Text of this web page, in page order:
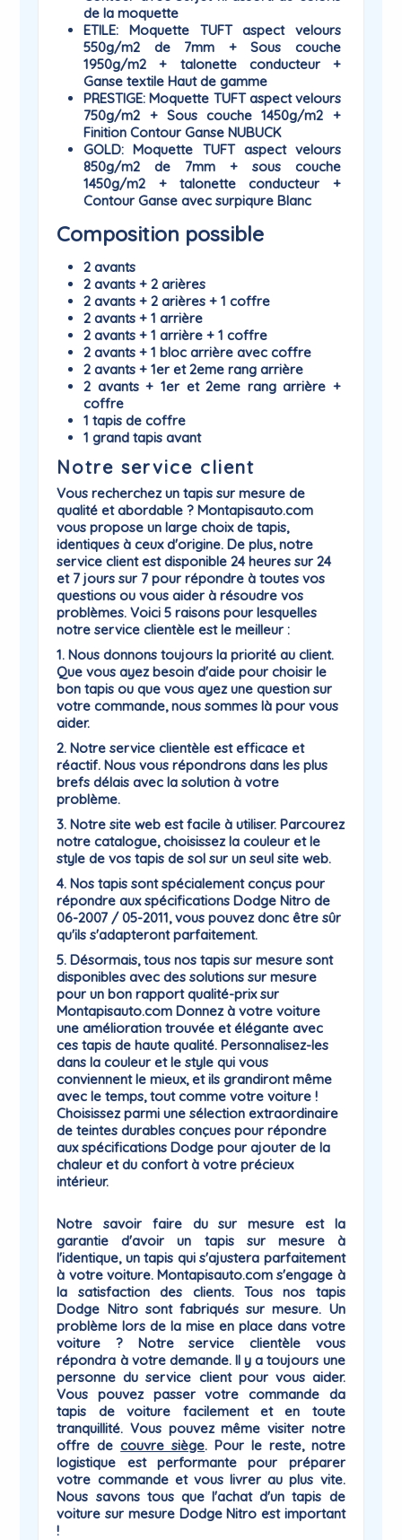
de la moquette
ETILE: Moquette TUFT aspect velours
550g/m2 de 7mm + Sous couche
1950g/m2 + talonette conducteur +
Ganse textile Haut de gamme
PRESTIGE: Moquette TUFT aspect velours
750g/m2 + Sous couche 1450g/m2 +
Finition Contour Ganse NUBUCK
GOLD: Moquette TUFT aspect velours
850g/m2 de 7mm + sous couche
1450g/m2 + talonette conducteur +
Contour Ganse avec surpiqure Blanc
Composition possible
2 avants
2 avants + 2 arières
2 avants + 2 arières + 1 coffre
2 avants + 1 arrière
2 avants + 1 arrière + 1 coffre
2 avants + 1 bloc arrière avec coffre
2 avants + 1er et 2eme rang arrière
2 avants + 1er et 2eme rang arrière +
coffre
1 tapis de coffre
1 grand tapis avant
Notre service client
Vous recherchez un tapis sur mesure de
qualité et abordable ? Montapisauto.com
vous propose un large choix de tapis,
identiques à ceux d'origine. De plus, notre
service client est disponible 24 heures sur 24
et 7 jours sur 7 pour répondre à toutes vos
questions ou vous aider à résoudre vos
problèmes. Voici 5 raisons pour lesquelles
notre service clientèle est le meilleur :
1. Nous donnons toujours la priorité au client.
Que vous ayez besoin d'aide pour choisir le
bon tapis ou que vous ayez une question sur
votre commande, nous sommes là pour vous
aider.
2. Notre service clientèle est efficace et
réactif. Nous vous répondrons dans les plus
brefs délais avec la solution à votre
problème.
3. Notre site web est facile à utiliser. Parcourez
notre catalogue, choisissez la couleur et le
style de vos tapis de sol sur un seul site web.
4. Nos tapis sont spécialement conçus pour
répondre aux spécifications Dodge Nitro de
06-2007 / 05-2011, vous pouvez donc être sûr
qu'ils s'adapteront parfaitement.
5. Désormais, tous nos tapis sur mesure sont
disponibles avec des solutions sur mesure
pour un bon rapport qualité-prix sur
Montapisauto.com Donnez à votre voiture
une amélioration trouvée et élégante avec
ces tapis de haute qualité. Personnalisez-les
dans la couleur et le style qui vous
conviennent le mieux, et ils grandiront même
avec le temps, tout comme votre voiture !
Choisissez parmi une sélection extraordinaire
de teintes durables conçues pour répondre
aux spécifications Dodge pour ajouter de la
chaleur et du confort à votre précieux
intérieur.
Notre savoir faire du sur mesure est la
garantie d'avoir un tapis sur mesure à
l'identique, un tapis quis'ajustera parfaitement
à votre voiture. Montapisauto.com s'engage à
la satisfaction des clients. Tous nos tapis
Dodge Nitro sont fabriqués sur mesure. Un
problème lors de la mise en place dans votre
voiture ? Notre service clientèle vous
répondra à votre demande. Il y a toujours une
personne duservice clientpour vous aider.
Vous pouvez passer votre commande da
tapis de voiture facilement et en toute
tranquillité. Vous pouvez même visiter notre
offre decouvre siège. Pour le reste, notre
logistique est performante pour préparer
votre commande et vous livrer au plus vite.
Nous savons tous que l'achat d'un tapis de
voiture sur mesure Dodge Nitro est important
!